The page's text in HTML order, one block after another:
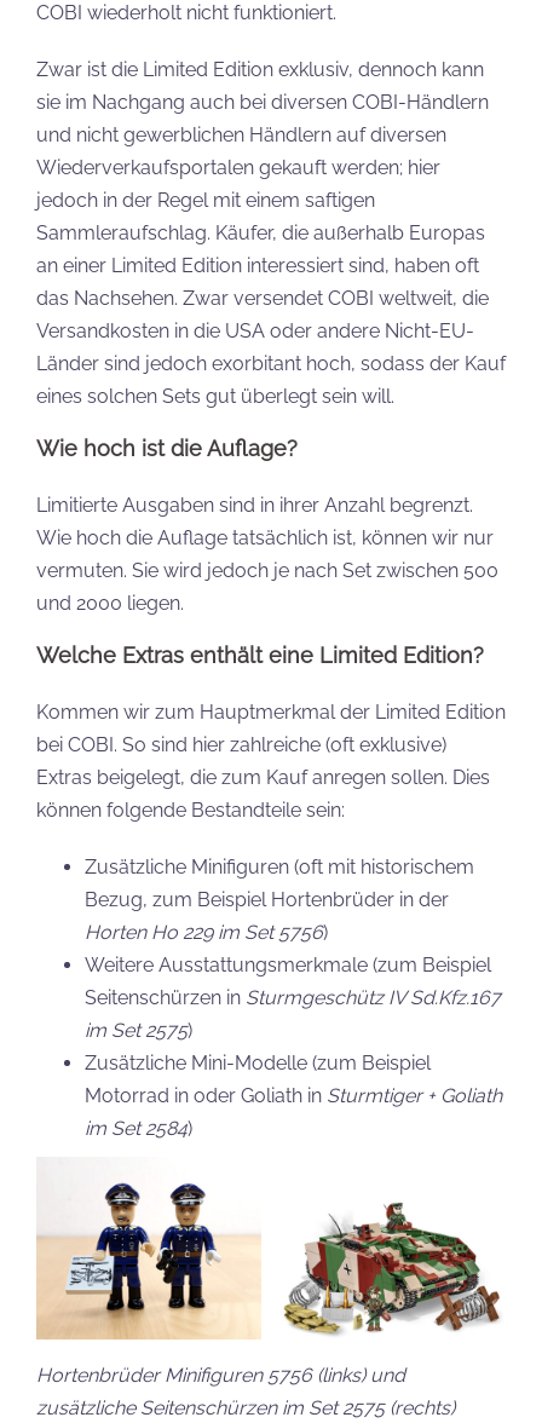
COBI wiederholt nicht funktioniert.
Zwar ist die Limited Edition exklusiv, dennoch kann
sie im Nachgang auch bei diversen COBI-Händlern
und nicht gewerblichen Händlern auf diversen
Wiederverkaufsportalen gekauft werden; hier
jedoch in der Regel mit einem saftigen
Sammleraufschlag. Käufer, die außerhalb Europas
an einer Limited Edition interessiert sind, haben oft
das Nachsehen. Zwar versendet COBI weltweit, die
Versandkosten in die USA oder andere Nicht-EU-
Länder sind jedoch exorbitant hoch, sodass der Kauf
eines solchen Sets gut überlegt sein will.
Wie hoch ist die Auflage?
Limitierte Ausgaben sind in ihrer Anzahl begrenzt.
Wie hoch die Auflage tatsächlich ist, können wir nur
vermuten. Sie wird jedoch je nach Set zwischen 500
und 2000 liegen.
Welche Extras enthält eine Limited Edition?
Kommen wir zum Hauptmerkmal der Limited Edition
bei COBI. So sind hier zahlreiche (oft exklusive)
Extras beigelegt, die zum Kauf anregen sollen. Dies
können folgende Bestandteile sein:
Zusätzliche Minifiguren (oft mit historischem
Bezug, zum Beispiel Hortenbrüder in der
Horten Ho 229 im Set 5756)
Weitere Ausstattungsmerkmale (zum Beispiel
Seitenschürzen in Sturmgeschütz IV Sd.Kfz.167
im Set 2575)
Zusätzliche Mini-Modelle (zum Beispiel
Motorrad in oder Goliath in Sturmtiger + Goliath
im Set 2584)
Hortenbrüder Minifiguren 5756 (links) und
zusätzliche Seitenschürzen im Set 2575 (rechts)